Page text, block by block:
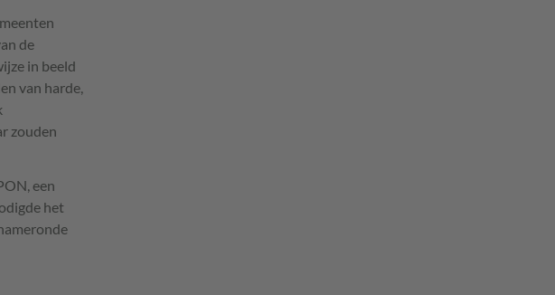
de
in beeld
van harde,
zouden
, een
het